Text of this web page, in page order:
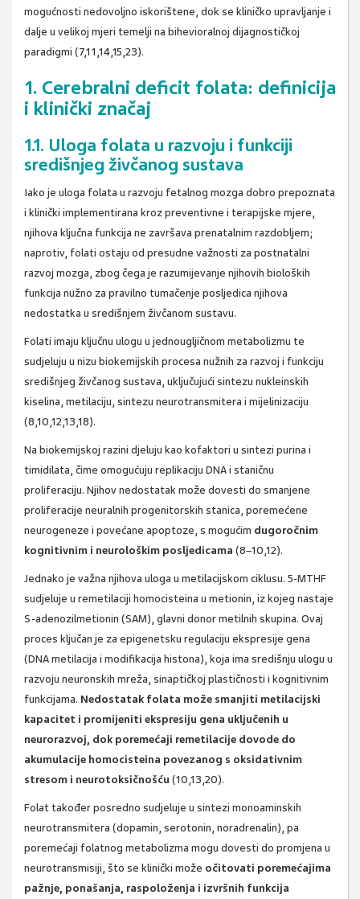
mogućnosti nedovoljno iskorištene, dok se kliničko upravljanje i
dalje u velikoj mjeri temelji na bihevioralnoj dijagnostičkoj
paradigmi (7,11,14,15,23).
1. Cerebralni deficit folata: definicija
i klinički značaj
1.1. Uloga folata u razvoju i funkciji
središnjeg živčanog sustava
Iako je uloga folata u razvoju fetalnog mozga dobro prepoznata
i klinički implementirana kroz preventivne i terapijske mjere,
njihova ključna funkcija ne završava prenatalnim razdobljem;
naprotiv, folati ostaju od presudne važnosti za postnatalni
razvoj mozga, zbog čega je razumijevanje njihovih bioloških
funkcija nužno za pravilno tumačenje posljedica njihova
nedostatka u središnjem živčanom sustavu.
Folati imaju ključnu ulogu u jednougljičnom metabolizmu te
sudjeluju u nizu biokemijskih procesa nužnih za razvoj i funkciju
središnjeg živčanog sustava, uključujući sintezu nukleinskih
kiselina, metilaciju, sintezu neurotransmitera i mijelinizaciju
(8,10,12,13,18).
Na biokemijskoj razini djeluju kao kofaktori u sintezi purina i
timidilata, čime omogućuju replikaciju DNA i staničnu
proliferaciju. Njihov nedostatak može dovesti do smanjene
proliferacije neuralnih progenitorskih stanica, poremećene
neurogeneze i povećane apoptoze, s mogućim dugoročnim
kognitivnim i neurološkim posljedicama (8–10,12).
Jednako je važna njihova uloga u metilacijskom ciklusu. 5-MTHF
sudjeluje u remetilaciji homocisteina u metionin, iz kojeg nastaje
S-adenozilmetionin (SAM), glavni donor metilnih skupina. Ovaj
proces ključan je za epigenetsku regulaciju ekspresije gena
(DNA metilacija i modifikacija histona), koja ima središnju ulogu u
razvoju neuronskih mreža, sinaptičkoj plastičnosti i kognitivnim
funkcijama. Nedostatak folata može smanjiti metilacijski
kapacitet i promijeniti ekspresiju gena uključenih u
neurorazvoj, dok poremećaji remetilacije dovode do
akumulacije homocisteina povezanog s oksidativnim
stresom i neurotoksičnošću (10,13,20).
Folat također posredno sudjeluje u sintezi monoaminskih
neurotransmitera (dopamin, serotonin, noradrenalin), pa
poremećaji folatnog metabolizma mogu dovesti do promjena u
neurotransmisiji, što se klinički može očitovati poremećajima
pažnje, ponašanja, raspoloženja i izvršnih funkcija